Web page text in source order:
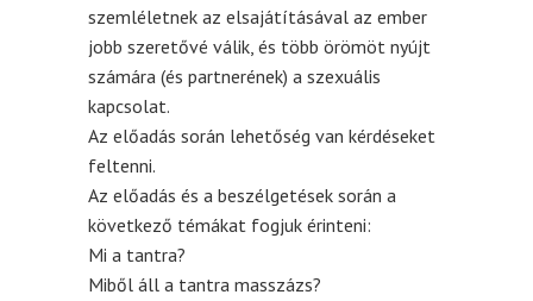
szemléletnek az elsajátításával az ember
jobb szeretővé válik, és több örömöt nyújt
számára (és partnerének) a szexuális
kapcsolat.
Az előadás során lehetőség van kérdéseket
feltenni.
Az előadás és a beszélgetések során a
következő témákat fogjuk érinteni:
Mi a tantra?
Miből áll a tantra masszázs?